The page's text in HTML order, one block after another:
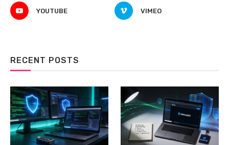
YOUTUBE VIMEO
RECENT POSTS